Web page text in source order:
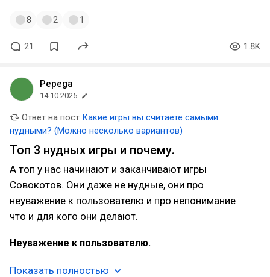
8 2 1
21 1.8K
Pepega
14.10.2025
Ответ на пост Какие игры вы считаете самыми
нудными? (Можно несколько вариантов)
Топ 3 нудных игры и почему.
А топ у нас начинают и заканчивают игры
Совокотов. Они даже не нудные, они про
неуважение к пользователю и про непонимание
что и для кого они делают.
Неуважение к пользователю.
Показать полностью